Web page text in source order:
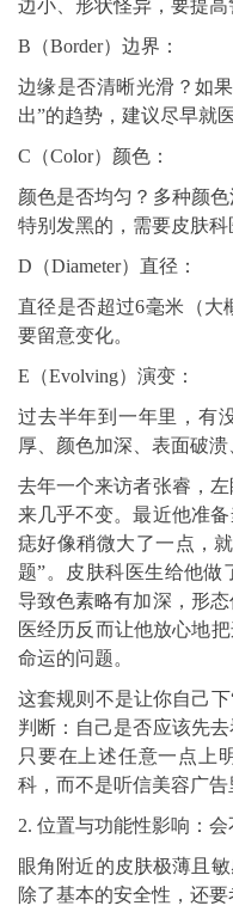
边小、形状怪异，要提高
B（Border）边界：
边缘是否清晰光滑？如
出”的趋势，建议尽早就
C（Color）颜色：
颜色是否均匀？多种颜
特别发黑的，需要皮肤科
D（Diameter）直径：
直径是否超过6毫米（大
要留意变化。
E（Evolving）演变：
过去半年到一年里，有
厚、颜色加深、表面破溃
去年一个来访者张睿，
来几乎不变。最近他准
痣好像稍微大了一点，
题”。皮肤科医生给他做
导致色素略有加深，形
医经历反而让他放心地
命运的问题。
这套规则不是让你自己
判断：自己是否应该先
只要在上述任意一点上
科，而不是听信美容广告
2. 位置与功能性影响：
眼角附近的皮肤极薄且
除了基本的安全性，还要